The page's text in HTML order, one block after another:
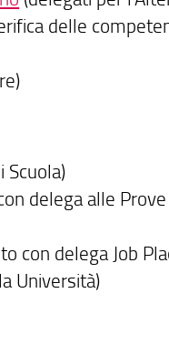
delle
delega alle
con delega Job
Università)